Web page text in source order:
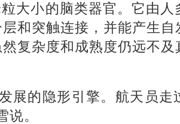
大小的脑类器官。它由人
和突触连接，并能产生自
复杂度和成熟度仍远不及
展的隐形引擎。航天员走
。